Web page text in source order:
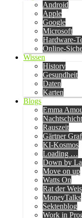
Android
Apple
Google
Microsoft
Hardware-
Online-
Wissen
History
Gesundheit
Daten
Karten
Blogs
Emma
Nachtschicht
Rauszeit
Gärtner Graf
KI-Kosmos
Loading …
Down by
Move on up
Watts On
Rat der
MoneyTalks
Sektenblog
Work in